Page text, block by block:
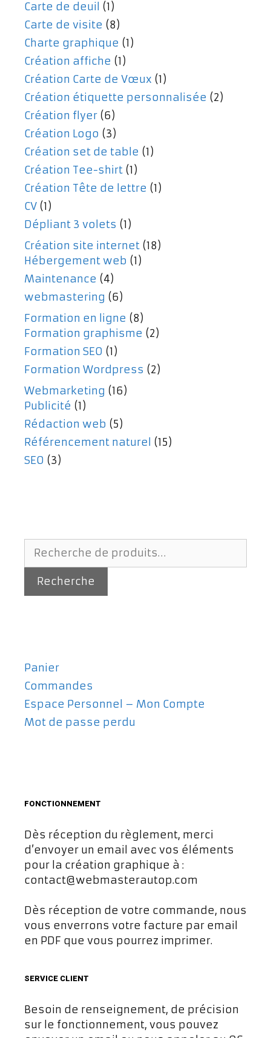
Carte de deuil (1)
Carte de visite (8)
Charte graphique (1)
Création affiche (1)
Création Carte de Vœux (1)
Création étiquette personnalisée (2)
Création flyer (6)
Création Logo (3)
Création set de table (1)
Création Tee-shirt (1)
Création Tête de lettre (1)
CV (1)
Dépliant 3 volets (1)
Création site internet (18)
Hébergement web (1)
Maintenance (4)
webmastering (6)
Formation en ligne (8)
Formation graphisme (2)
Formation SEO (1)
Formation Wordpress (2)
Webmarketing (16)
Publicité (1)
Rédaction web (5)
Référencement naturel (15)
SEO (3)
Recherche
pour :
Recherche
Panier
Commandes
Espace Personnel – Mon Compte
Mot de passe perdu
FONCTIONNEMENT
Dès réception du règlement, merci
d’envoyer un email avec vos éléments
pour la création graphique à :
contact@webmasterautop.com
Dès réception de votre commande, nous
vous enverrons votre facture par email
en PDF que vous pourrez imprimer.
SERVICE CLIENT
Besoin de renseignement, de précision
sur le fonctionnement, vous pouvez